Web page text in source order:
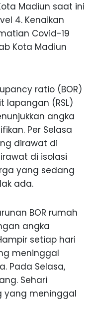
Madiun saat ini
4. Kenaikan
Covid-19
Kota Madiun
ratio (BOR)
lapangan (RSL)
angka
Per Selasa
dirawat di
di isolasi
yang sedang
ada.
BOR rumah
angka
setiap hari
meninggal
Pada Selasa,
Sehari
yang meninggal